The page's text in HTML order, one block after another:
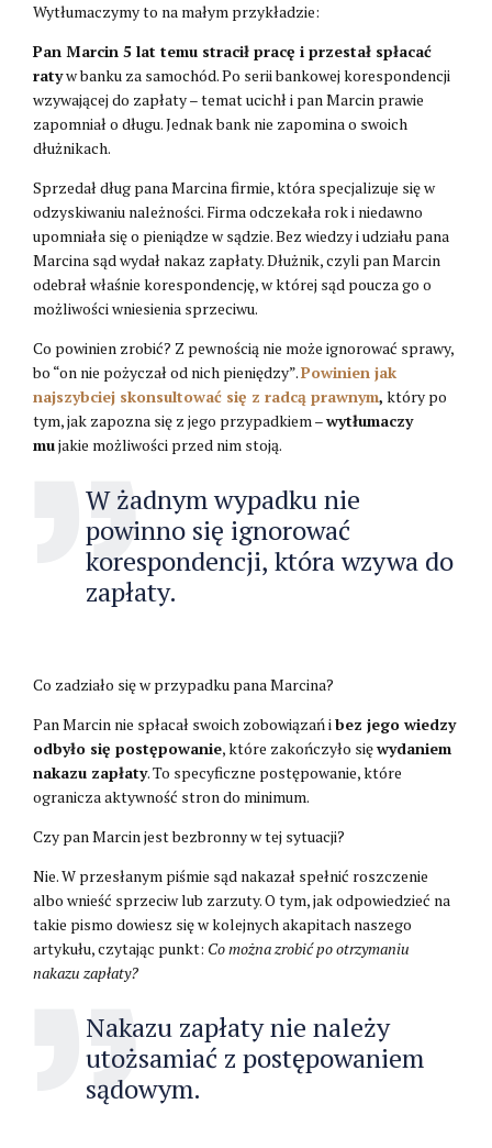
Wytłumaczymy to na małym przykładzie:
Pan Marcin 5 lat temu stracił pracę i przestał spłacać
ratyw banku za samochód. Po serii bankowej korespondencji
wzywającej do zapłaty – temat ucichł i pan Marcin prawie
zapomniał o długu. Jednak bank nie zapomina o swoich
dłużnikach.
Sprzedał dług pana Marcina firmie, która specjalizuje się w
odzyskiwaniu należności. Firma odczekała rok i niedawno
upomniała się o pieniądze w sądzie. Bez wiedzy i udziału pana
Marcina sąd wydał nakaz zapłaty. Dłużnik, czyli pan Marcin
odebrał właśnie korespondencję, w której sąd poucza go o
możliwości wniesienia sprzeciwu.
Co powinien zrobić? Z pewnością nie może ignorować sprawy,
bo “on nie pożyczał od nich pieniędzy”.Powinien jak
najszybciej skonsultować się z radcą prawnym, który po
tym, jak zapozna się z jego przypadkiem –wytłumaczy
mujakie możliwości przed nim stoją.
W żadnym wypadku nie
powinno się ignorować
korespondencji, która wzywa do
zapłaty.
Co zadziało się w przypadku pana Marcina?
Pan Marcin nie spłacał swoich zobowiązań ibez jego wiedzy
odbyło się postępowanie, które zakończyło sięwydaniem
nakazu zapłaty. To specyficzne postępowanie, które
ogranicza aktywność stron do minimum.
Czy pan Marcin jest bezbronny w tej sytuacji?
Nie. W przesłanym piśmie sąd nakazał spełnić roszczenie
albo wnieść sprzeciw lub zarzuty. O tym, jak odpowiedzieć na
takie pismo dowiesz się w kolejnych akapitach naszego
artykułu, czytając punkt: Co można zrobić po otrzymaniu
nakazu zapłaty?
Nakazu zapłaty nie należy
utożsamiać z postępowaniem
sądowym.